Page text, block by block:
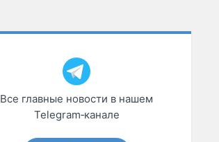
Все главные новости в нашем
Telegram‑канале